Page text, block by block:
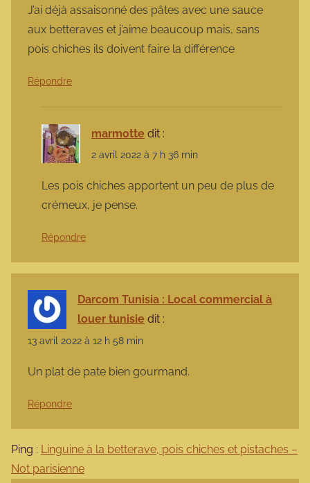
J’ai déjà assaisonné des pâtes avec une sauce
aux betteraves et j’aime beaucoup mais, sans
pois chiches ils doivent faire la différence
Répondre
marmotte dit :
2 avril 2022 à 7 h 36 min
Les pois chiches apportent un peu de plus de
crémeux, je pense.
Répondre
Darcom Tunisia : Local commercial à
louer tunisie dit :
13 avril 2022 à 12 h 58 min
Un plat de pate bien gourmand.
Répondre
Ping : Linguine à la betterave, pois chiches et pistaches –
Not parisienne